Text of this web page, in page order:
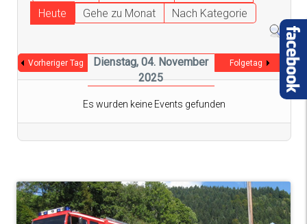
Heute
Gehe zu Monat Nach Kategorie
Vorheriger Tag
Dienstag, 04. November
2025
Folgetag
Es wurden keine Events gefunden